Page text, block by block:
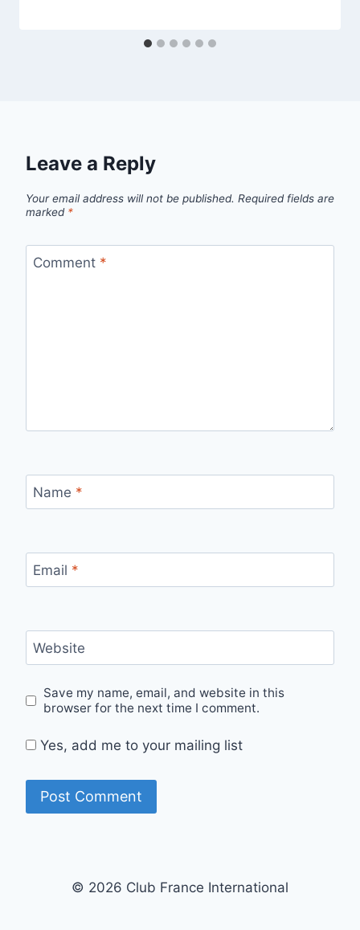
Leave a Reply
Your email address will not be published. Required fields are
marked *
Comment *
Name *
Email *
Website
Save my name, email, and website in this
browser for the next time I comment.
Yes, add me to your mailing list
© 2026 Club France International